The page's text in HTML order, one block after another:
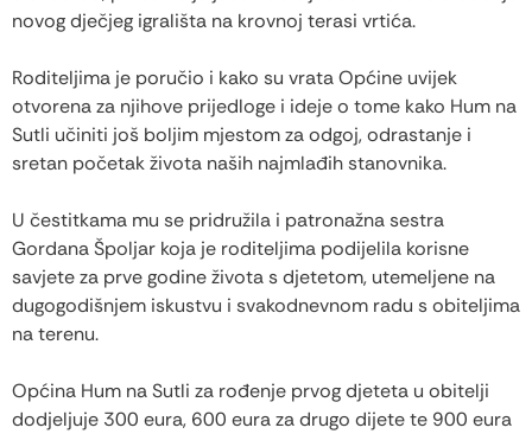
novog dječjeg igrališta na krovnoj terasi vrtića.
Roditeljima je poručio i kako su vrata Općine uvijek
otvorena za njihove prijedloge i ideje o tome kako Hum na
Sutli učiniti još boljim mjestom za odgoj, odrastanje i
sretan početak života naših najmlađih stanovnika.
U čestitkama mu se pridružila i patronažna sestra
Gordana Špoljar koja je roditeljima podijelila korisne
savjete za prve godine života s djetetom, utemeljene na
dugogodišnjem iskustvu i svakodnevnom radu s obiteljima
na terenu.
Općina Hum na Sutli za rođenje prvog djeteta u obitelji
dodjeljuje 300 eura, 600 eura za drugo dijete te 900 eura